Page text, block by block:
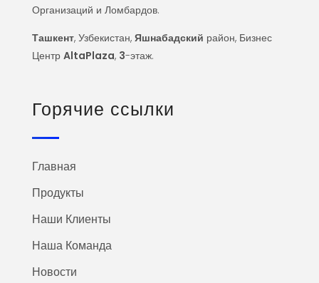
Организаций и Ломбардов.
Ташкент, Узбекистан, Яшнабадский район, Бизнес
Центр AltaPlaza, 3-этаж.
Горячие ссылки
Главная
Продукты
Наши Клиенты
Наша Команда
Новости